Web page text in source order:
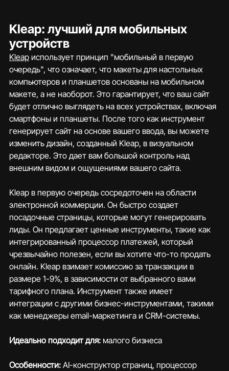
Kleap: лучший для мобильных
устройств
Kleap использует принцип "мобильный в первую
очередь", что означает, что макеты для настольных
компьютеров и планшетов основаны на мобильном
макете, а не наоборот. Это гарантирует, что ваш сайт
будет отлично выглядеть на всех устройствах, включая
смартфоны и планшеты. После того как инструмент
генерирует сайт на основе вашего ввода, вы можете
изменить дизайн, созданный Kleap, в визуальном
редакторе. Это дает вам большой контроль над
внешним видом и ощущениями вашего сайта.
Kleap в первую очередь сосредоточен на области
электронной коммерции. Он быстро создает
посадочные страницы, которые могут генерировать
лиды. Он предлагает ценные инструменты, такие как
интегрированный процессор платежей, который
чрезвычайно полезен, если вы хотите что-то продать
онлайн. Kleap взимает комиссию за транзакции в
размере 1-9%, в зависимости от выбранного вами
тарифного плана. Инструмент также имеет
интеграции с другими бизнес-инструментами, такими
как менеджеры email-маркетинга и CRM-системы.
Идеально подходит для: малого бизнеса
Особенности: AI-конструктор страниц, процессор